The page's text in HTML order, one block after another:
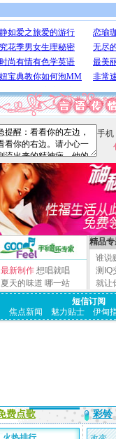
手机
最新制作 想唱就唱
夏天的味道 哪一站
精品专
谁说
测IQ
就让
短信订阅
焦点新闻
魅力贴士 伊甸